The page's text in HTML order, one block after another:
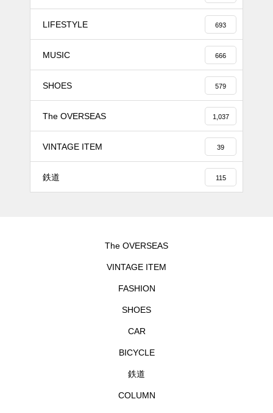
LIFESTYLE 693
MUSIC 666
SHOES 579
The OVERSEAS 1,037
VINTAGE ITEM 39
鉄道 115
The OVERSEAS
VINTAGE ITEM
FASHION
SHOES
CAR
BICYCLE
鉄道
COLUMN